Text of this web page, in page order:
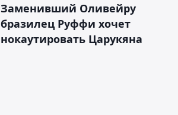
Заменивший Оливейру
бразилец Руффи хочет
нокаутировать Царукяна